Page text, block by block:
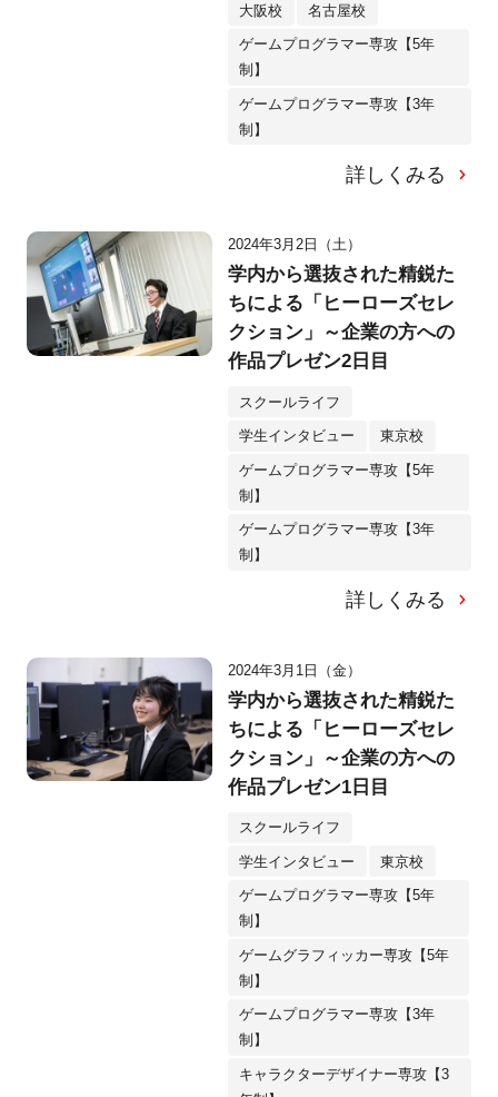
大阪校 名古屋校
ゲームプログラマー専攻【5年
制】
ゲームプログラマー専攻【3年
制】
詳しくみる
2024年3月2日（土）
学内から選抜された精鋭た
ちによる「ヒーローズセレ
クション」～企業の方への
作品プレゼン2日目
スクールライフ
学生インタビュー 東京校
ゲームプログラマー専攻【5年
制】
ゲームプログラマー専攻【3年
制】
詳しくみる
2024年3月1日（金）
学内から選抜された精鋭た
ちによる「ヒーローズセレ
クション」～企業の方への
作品プレゼン1日目
スクールライフ
学生インタビュー 東京校
ゲームプログラマー専攻【5年
制】
ゲームグラフィッカー専攻【5年
制】
ゲームプログラマー専攻【3年
制】
キャラクターデザイナー専攻【3